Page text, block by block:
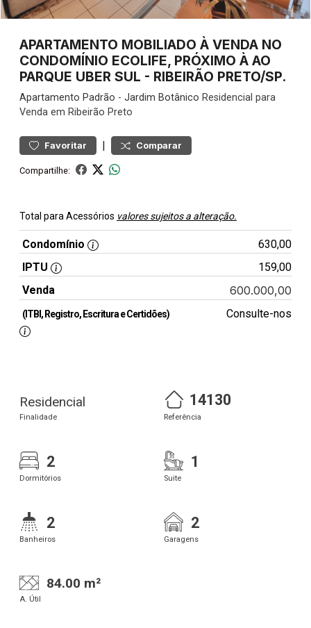
APARTAMENTO MOBILIADO À VENDA NO
CONDOMÍNIO ECOLIFE, PRÓXIMO À AO
PARQUE UBER SUL - RIBEIRÃO PRETO/SP.
Apartamento Padrão - Jardim Botânico Residencial para
Venda em Ribeirão Preto
Favoritar | Comparar
Compartilhe:
Total para Acessórios valores sujeitos a alteração.
Condomínio
630,00
IPTU
159,00
Venda
600.000,00
(ITBI, Registro, Escritura e Certidões) Consulte-nos
Residencial
Finalidade
14130
Referência
2
Dormitórios
1
Suite
2
Banheiros
2
Garagens
84.00 m²
A. Útil